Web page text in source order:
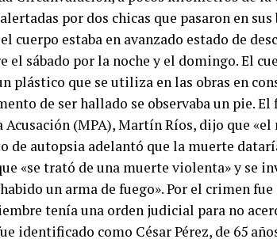
por dos chicas que pasaron en
cuerpo estaba en avanzado estado de
el sábado por la noche y el domingo. El
plástico que se utiliza en las obras en
de ser hallado se observaba un pie.
(MPA), Martín Ríos, dijo que «el
de autopsia adelantó que la muerte
«se trató de una muerte violenta» y se
un arma de fuego». Por el crimen
tenía una orden judicial para no
identificado como César Pérez, de 65